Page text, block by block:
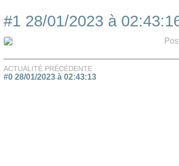
#1 28/01/2023 à
ACTUALITÉ PRÉCÉDENTE
#0 28/01/2023 à 02:43:13